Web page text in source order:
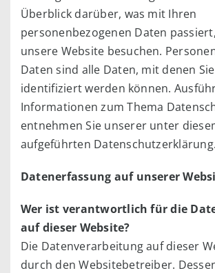
Überblick darüber, was mit Ihren
personenbezogenen Daten
unsere Website besuchen.
Daten sind alle Daten, mit denen
identifiziert werden können.
Informationen zum Thema
entnehmen Sie unserer unter
aufgeführten Datenschutzerklärung.
Datenerfassung auf unserer
Wer ist verantwortlich für die
auf dieser Website?
Die Datenverarbeitung auf dieser
durch den Websitebetreiber.